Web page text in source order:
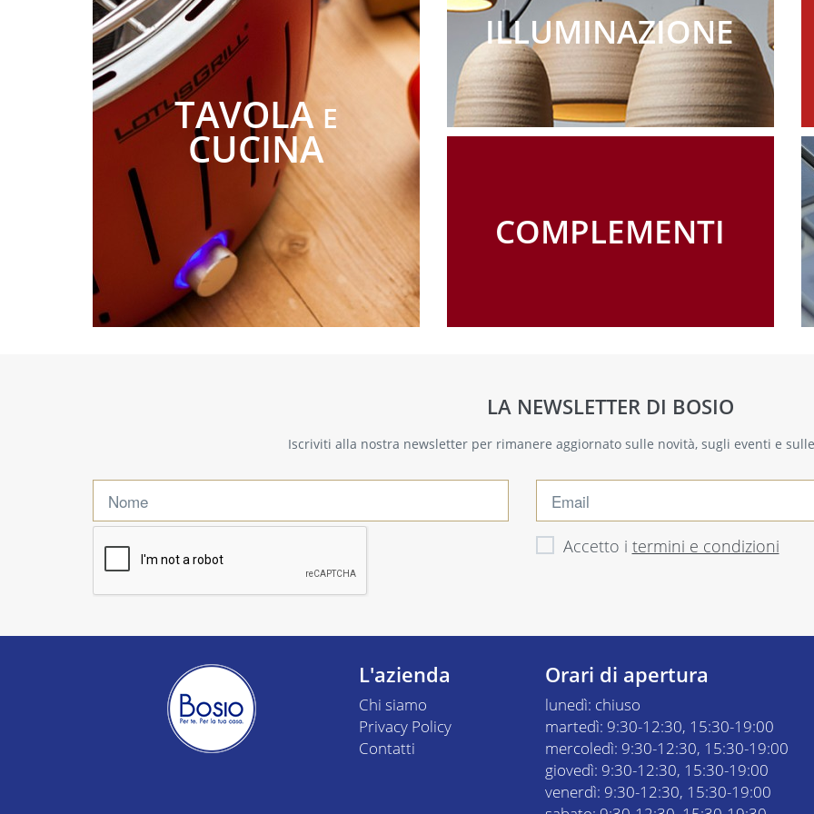
TAVOLA E
CUCINA
ILLUMINAZIONE
COMPLEMENTI
LA NEWSLETTER DI BOSIO
Iscriviti alla nostra newsletter per rimanere aggiornato sulle novità, sugli eventi e
Accetto i termini e condizioni
L'azienda
Chi siamo
Privacy Policy
Contatti
Orari di apertura
lunedì: chiuso
martedì: 9:30-12:30, 15:30-19:00
mercoledì: 9:30-12:30, 15:30-19:00
giovedì: 9:30-12:30, 15:30-19:00
venerdì: 9:30-12:30, 15:30-19:00